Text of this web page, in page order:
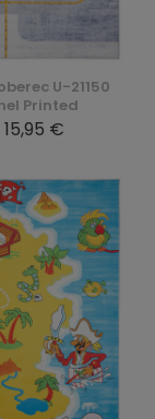
U-21150
Printed
15,95 €